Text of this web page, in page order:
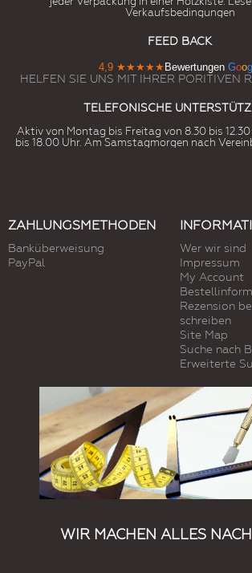
Verkaufsbedingungen
FEED BACK
4,9 ★★★★★ Bewertungen Goog
HELFEN SIE UNS MIT IHRER PORITIVEN
TELEFONISCHE
Aktiv von Montag bis Freitag von 8.30 bis
bis 18.00 Uhr. Am Samstagmorgen nach
ZAHLUNGSMETHODEN
Banküberweisung
PayPal
Wer wir sind
Impressum
My Account
Rezension
schreiben
Site Map
Suche nach
Erweiterte
WIR MACHEN ALLES NACH